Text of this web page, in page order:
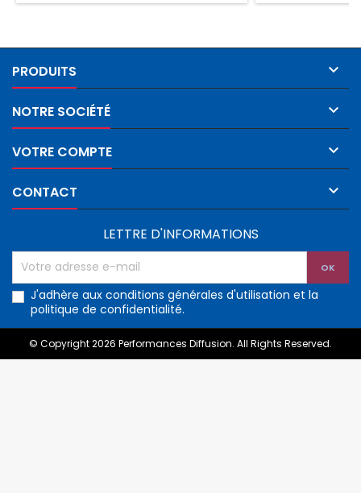
PRODUITS 
NOTRE SOCIÉTÉ 
VOTRE COMPTE 
CONTACT 
LETTRE D'INFORMATIONS
J'adhère aux conditions générales d'utilisation et la
politique de confidentialité.
© Copyright 2026 Performances Diffusion. All Rights Reserved.